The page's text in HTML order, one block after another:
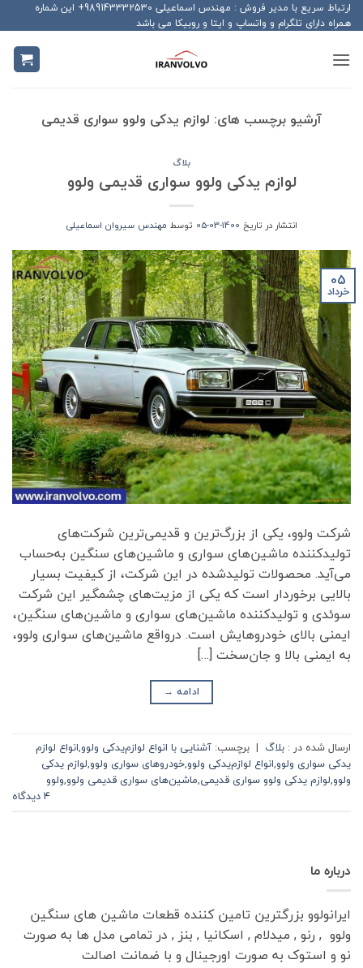
Skip
to
content
ارتباط سریع با مدیر فروش : مهندس اسماعیلی 989143332530+ این شماره
همراه دارای تلگرام و واتساپ و ایتا و روبیکا می باشد
آرشیو برچسب های: لوازم یدکی ولوو سواری قدیمی
بلاگ
لوازم یدکی ولوو سواری قدیمی ولوو
انتشار در تاریخ 1400-03-05 توسط مهندس سیروان اسماعیلی
05
خرداد
شرکت ولوو، یکی از بزرگ‌ترین و قدیمی‌ترین شرکت‌های
تولیدکننده ماشین‌های سواری و ماشین‌های سنگین به‌حساب
می‌آید. محصولات تولیدشده در این شرکت، از کیفیت بسیار
بالایی برخوردار است که یکی از مزیت‌های چشمگیر این شرکت
سوئدی و تولیدکننده ماشین‌های سواری و ماشین‌های سنگین،
ایمنی بالای خودروهایش است. درواقع ماشین‌های سواری ولوو،
به ایمنی بالا و جان‌سخت […]
ادامه →
ارسال شده در : بلاگ | برچسب: آشنایی با انواع لوازم‌یدکی ولوو,انواع لوازم
یدکی سواری ولوو,انواع لوازم‌یدکی ولوو,خودروهای سواری ولوو,لوازم یدکی
ولوو,لوازم یدکی ولوو سواری قدیمی,ماشین‌های سواری قدیمی ولوو,ولوو
۴ دیدگاه
درباره ما
ایرانولوو بزرگترین تامین کننده قطعات ماشین های سنگین
ولوو , رنو , میدلام , اسکانیا , بنز , در تمامی مدل ها به صورت
نو و استوک به صورت اورجینال و با ضمانت اصالت